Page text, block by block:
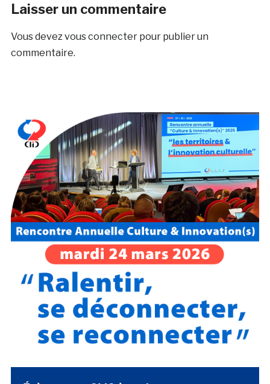
Laisser un commentaire
Vous devez vous connecterpour publier un
commentaire.